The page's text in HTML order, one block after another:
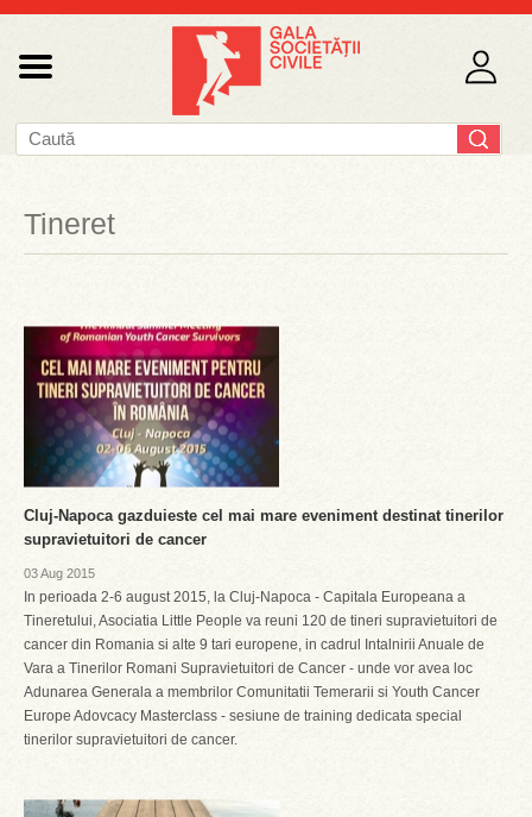
Tineret
Cluj-Napoca gazduieste cel mai mare eveniment destinat tinerilor
supravietuitori de cancer
03 Aug 2015
In perioada 2-6 august 2015, la Cluj-Napoca - Capitala Europeana a
Tineretului, Asociatia Little People va reuni 120 de tineri supravietuitori de
cancer din Romania si alte 9 tari europene, in cadrul Intalnirii Anuale de
Vara a Tinerilor Romani Supravietuitori de Cancer - unde vor avea loc
Adunarea Generala a membrilor Comunitatii Temerarii si Youth Cancer
Europe Adovcacy Masterclass - sesiune de training dedicata special
tinerilor supravietuitori de cancer.